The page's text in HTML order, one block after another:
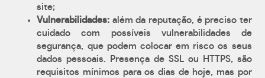
site;
Vulnerabilidades: além da reputação, é preciso ter
cuidado com possíveis vulnerabilidades de
segurança, que podem colocar em risco os seus
dados pessoais. Presença de SSL ou HTTPS, são
requisitos mínimos para os dias de hoje, mas por